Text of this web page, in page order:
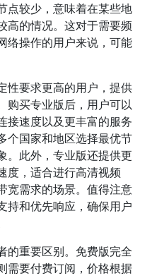
点较少，意味着在某些地
高的情况。这对于需要频
络操作的用户来说，可能
性要求更高的用户，提供
购买专业版后，用户可以
接速度以及更丰富的服务
个国家和地区选择最优节
。此外，专业版还提供更
度，适合进行高清视频
宽需求的场景。值得注意
持和优先响应，确保用户
的重要区别。免费版完全
需要付费订阅，价格根据